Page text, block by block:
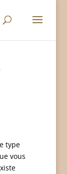
type
vous